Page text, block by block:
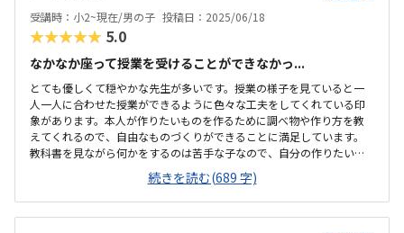
受講時：小2~現在/男の子 投稿日：2025/06/18
★★★★★ 5.0
なかなか座って授業を受けることができなかっ...
とても優しくて穏やかな先生が多いです。授業の様子を見ていると一
人一人に合わせた授業ができるように色々な工夫をしてくれている印
象があります。本人が作りたいものを作るために調べ物や作り方を教
えてくれるので、自由なものづくりができることに満足しています。
教科書を見ながら何かをするのは苦手な子なので、自分の作りたいも
のを作れるようにサポートしていただく体制がとても良いと思いま
す。商業施設の中なので、駐車場等も心配ありません。毎回の送り迎
えは大変ですが、ついでに買い物ができるのでいいかなと思います。
一番は子供一人で通える環境があるといいですね。教室はとても広く
続きを読む(689 字)